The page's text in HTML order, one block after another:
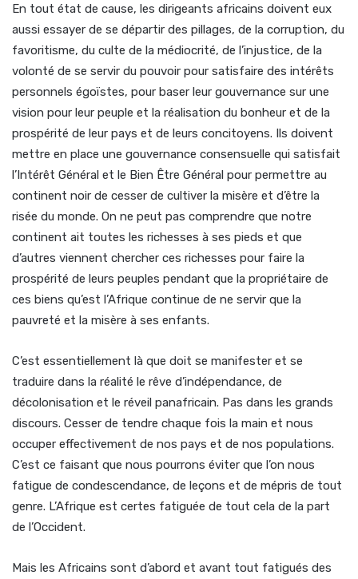
En tout état de cause, les dirigeants africains doivent eux
aussi essayer de se départir des pillages, de la corruption, du
favoritisme, du culte de la médiocrité, de l’injustice, de la
volonté de se servir du pouvoir pour satisfaire des intérêts
personnels égoïstes, pour baser leur gouvernance sur une
vision pour leur peuple et la réalisation du bonheur et de la
prospérité de leur pays et de leurs concitoyens. Ils doivent
mettre en place une gouvernance consensuelle qui satisfait
l’Intérêt Général et le Bien Être Général pour permettre au
continent noir de cesser de cultiver la misère et d’être la
risée du monde. On ne peut pas comprendre que notre
continent ait toutes les richesses à ses pieds et que
d’autres viennent chercher ces richesses pour faire la
prospérité de leurs peuples pendant que la propriétaire de
ces biens qu’est l’Afrique continue de ne servir que la
pauvreté et la misère à ses enfants.
C’est essentiellement là que doit se manifester et se
traduire dans la réalité le rêve d’indépendance, de
décolonisation et le réveil panafricain. Pas dans les grands
discours. Cesser de tendre chaque fois la main et nous
occuper effectivement de nos pays et de nos populations.
C’est ce faisant que nous pourrons éviter que l’on nous
fatigue de condescendance, de leçons et de mépris de tout
genre. L’Afrique est certes fatiguée de tout cela de la part
de l’Occident.
Mais les Africains sont d’abord et avant tout fatigués des